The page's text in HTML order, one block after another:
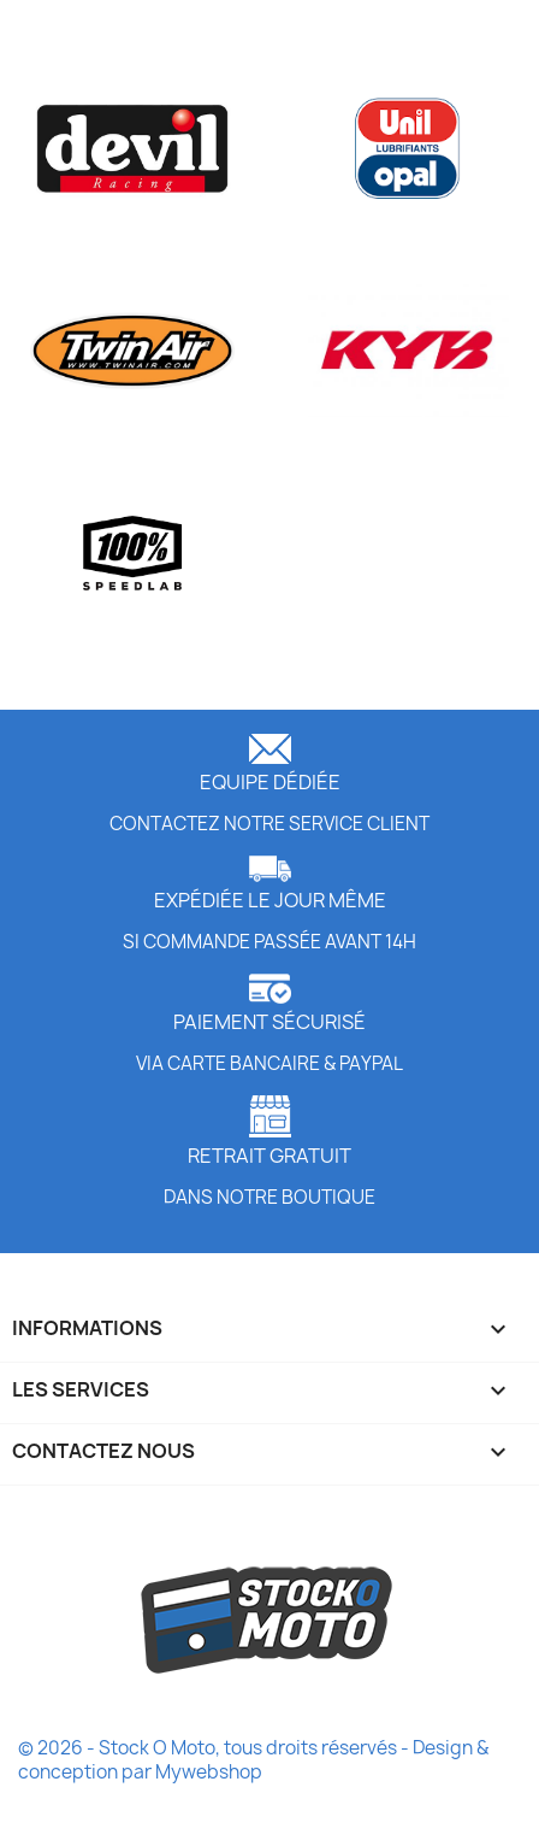
EQUIPE DÉDIÉE
CONTACTEZ NOTRE SERVICE CLIENT
EXPÉDIÉE LE JOUR MÊME
SI COMMANDE PASSÉE AVANT 14H
PAIEMENT SÉCURISÉ
VIA CARTE BANCAIRE & PAYPAL
RETRAIT GRATUIT
DANS NOTRE BOUTIQUE
INFORMATIONS 
LES SERVICES 
CONTACTEZ NOUS keyboard_arrow_down
© 2026 - Stock O Moto, tous droits réservés - Design &
conception parMywebshop